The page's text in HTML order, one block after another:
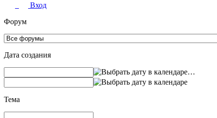
Вход
Форум
Дата создания
…
Тема